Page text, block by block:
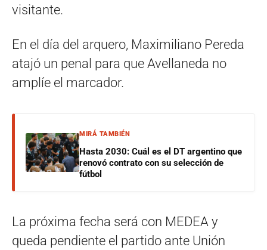
visitante.
En el día del arquero, Maximiliano Pereda
atajó un penal para que Avellaneda no
amplíe el marcador.
MIRÁ TAMBIÉN
Hasta 2030: Cuál es el DT argentino que
renovó contrato con su selección de
fútbol
La próxima fecha será con MEDEA y
queda pendiente el partido ante Unión